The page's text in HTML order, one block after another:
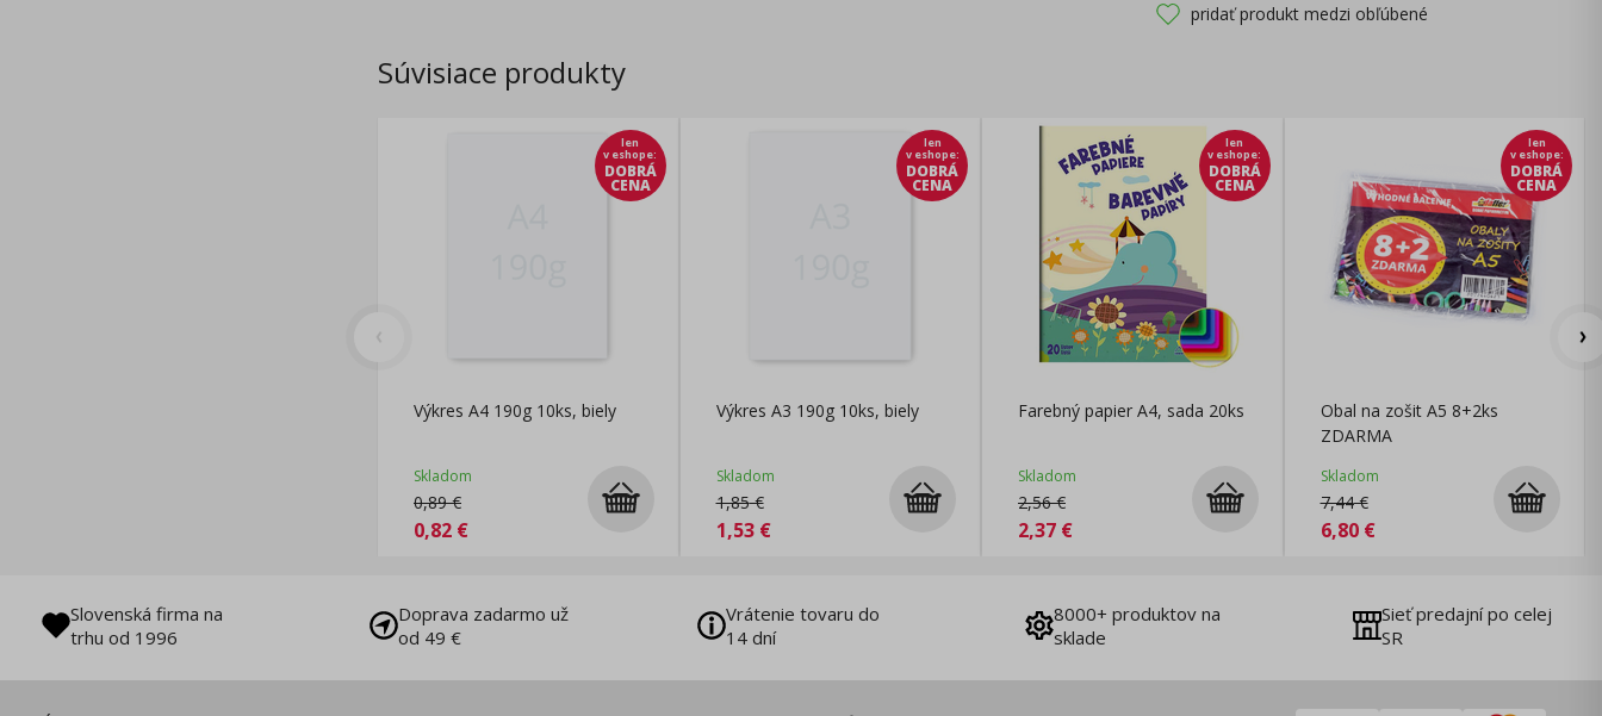
pridať produkt medzi obľúbené
Súvisiace produkty
len
v eshope:
DOBRÁ
CENA
Výkres A4 190g 10ks, biely
Skladom
0,89€
0,82 €
len
v eshope:
DOBRÁ
CENA
Výkres A3 190g 10ks, biely
Skladom
1,85€
1,53€
len
v eshope:
DOBRÁ
CENA
Farebný papier A4, sada 20ks
Skladom
2,56€
2,37 €
len
v eshope:
DOBRÁ
CENA
Obal na zošit A5 8+2ks
ZDARMA
Skladom
7,44€
6,80€
Slovenská firma na
trhu od 1996
Doprava zadarmo už
od 49 €
Vrátenie tovaru do
14 dní
8000+ produktov na
sklade
Sieť predajní po celej
SR